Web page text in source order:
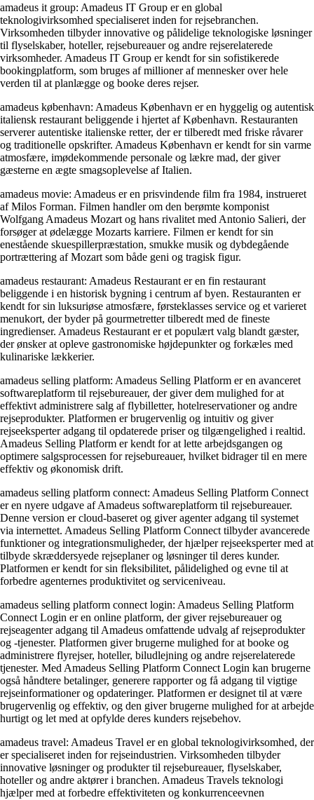
amadeus it group: Amadeus IT Group er en global
teknologivirksomhed specialiseret inden for rejsebranchen.
Virksomheden tilbyder innovative og pålidelige teknologiske løsninger
til flyselskaber, hoteller, rejsebureauer og andre rejserelaterede
virksomheder. Amadeus IT Group er kendt for sin sofistikerede
bookingplatform, som bruges af millioner af mennesker over hele
verden til at planlægge og booke deres rejser.
amadeus københavn: Amadeus København er en hyggelig og autentisk
italiensk restaurant beliggende i hjertet af København. Restauranten
serverer autentiske italienske retter, der er tilberedt med friske råvarer
og traditionelle opskrifter. Amadeus København er kendt for sin varme
atmosfære, imødekommende personale og lækre mad, der giver
gæsterne en ægte smagsoplevelse af Italien.
amadeus movie: Amadeus er en prisvindende film fra 1984, instrueret
af Milos Forman. Filmen handler om den berømte komponist
Wolfgang Amadeus Mozart og hans rivalitet med Antonio Salieri, der
forsøger at ødelægge Mozarts karriere. Filmen er kendt for sin
enestående skuespillerpræstation, smukke musik og dybdegående
portrættering af Mozart som både geni og tragisk figur.
amadeus restaurant: Amadeus Restaurant er en fin restaurant
beliggende i en historisk bygning i centrum af byen. Restauranten er
kendt for sin luksuriøse atmosfære, førsteklasses service og et varieret
menukort, der byder på gourmetretter tilberedt med de fineste
ingredienser. Amadeus Restaurant er et populært valg blandt gæster,
der ønsker at opleve gastronomiske højdepunkter og forkæles med
kulinariske lækkerier.
amadeus selling platform: Amadeus Selling Platform er en avanceret
softwareplatform til rejsebureauer, der giver dem mulighed for at
effektivt administrere salg af flybilletter, hotelreservationer og andre
rejseprodukter. Platformen er brugervenlig og intuitiv og giver
rejseeksperter adgang til opdaterede priser og tilgængelighed i realtid.
Amadeus Selling Platform er kendt for at lette arbejdsgangen og
optimere salgsprocessen for rejsebureauer, hvilket bidrager til en mere
effektiv og økonomisk drift.
amadeus selling platform connect: Amadeus Selling Platform Connect
er en nyere udgave af Amadeus softwareplatform til rejsebureauer.
Denne version er cloud-baseret og giver agenter adgang til systemet
via internettet. Amadeus Selling Platform Connect tilbyder avancerede
funktioner og integrationsmuligheder, der hjælper rejseeksperter med at
tilbyde skræddersyede rejseplaner og løsninger til deres kunder.
Platformen er kendt for sin fleksibilitet, pålidelighed og evne til at
forbedre agenternes produktivitet og serviceniveau.
amadeus selling platform connect login: Amadeus Selling Platform
Connect Login er en online platform, der giver rejsebureauer og
rejseagenter adgang til Amadeus omfattende udvalg af rejseprodukter
og -tjenester. Platformen giver brugerne mulighed for at booke og
administrere flyrejser, hoteller, biludlejning og andre rejserelaterede
tjenester. Med Amadeus Selling Platform Connect Login kan brugerne
også håndtere betalinger, generere rapporter og få adgang til vigtige
rejseinformationer og opdateringer. Platformen er designet til at være
brugervenlig og effektiv, og den giver brugerne mulighed for at arbejde
hurtigt og let med at opfylde deres kunders rejsebehov.
amadeus travel: Amadeus Travel er en global teknologivirksomhed, der
er specialiseret inden for rejseindustrien. Virksomheden tilbyder
innovative løsninger og produkter til rejsebureauer, flyselskaber,
hoteller og andre aktører i branchen. Amadeus Travels teknologi
hjælper med at forbedre effektiviteten og konkurrenceevnen